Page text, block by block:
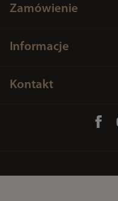
Zamówienie
Informacje
Kontakt